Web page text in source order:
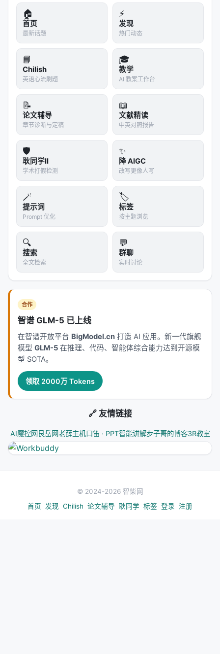
🎯 第六章：设计哲学——为什么这套 Skill 不一
样
1. 规则有据可依
所有规则来自两个来源：
已发表的 Nature/Nature Communications 论文
的实际写法
官方作者指南（Author Guidelines）
不是"我觉得这样写好看"，是"Nature 的编辑和审稿人
实际上接受什么"。
2. Section-aware
学术写作不是通用文本生成。Abstract 和 Results 的
写作逻辑完全不同。这个 Skill 对每个节段都有独立的
规则和模板。
3. Output-first
每个 Skill 返回的是 立即可用的东西
可以直接 copy-paste 的 prose
可以直接投稿的 .svg / .pdf / .tiff
可以直接发给导师的
4. Extensible by design
每个 Skill 自包含在一个目录里：
skills/nature-<topic>/
加新 Skill 不需要改现有代码。作者已经在 roadmap
nature-methods （方法深度写作 + 可复现性检查
清单）
🏠
首页
最新话题
⚡
发现
热门动态
📘
Chilish
英语心流刷题
🎓
教学
AI 教案工作台
📝
论文辅导
章节诊断与定稿
📖
文献精读
中英对照报告
🛡️
耿同学II
学术打假检测
✨
降 AIGC
改写更像人写
🪄
提示词
Prompt 优化
🏷️
标签
按主题浏览
🔍
搜索
全文检索
💬
群聊
实时讨论
合作
智谱 GLM-5 已上线
在智谱开放平台 BigModel.cn 打造 AI 应用。新一代旗舰
模型 GLM-5 在推理、代码、智能体综合能力达到开源模
型 SOTA。
领取 2000万 Tokens
🔗 友情链接
AI魔控网 艮岳网老薛主机口笛 · PPT智能讲解步子哥的博客3R教室
© 2024-2026 智柴网
首页
发现 Chilish 论文辅导 耿同学 标签 登录 注册